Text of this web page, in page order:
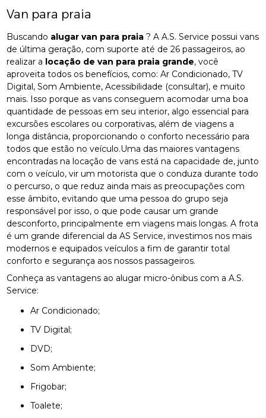
Van para praia
Buscando alugar van para praia ? A A.S. Service possui vans
de última geração, com suporte até de 26 passageiros, ao
realizar a locação de van para praia grande, você
aproveita todos os benefícios, como: Ar Condicionado, TV
Digital, Som Ambiente, Acessibilidade (consultar), e muito
mais. Isso porque as vans conseguem acomodar uma boa
quantidade de pessoas em seu interior, algo essencial para
excursões escolares ou corporativas, além de viagens a
longa distância, proporcionando o conforto necessário para
todos que estão no veículo.Uma das maiores vantagens
encontradas na locação de vans está na capacidade de, junto
com o veículo, vir um motorista que o conduza durante todo
o percurso, o que reduz ainda mais as preocupações com
esse âmbito, evitando que uma pessoa do grupo seja
responsável por isso, o que pode causar um grande
desconforto, principalmente em viagens mais longas. A frota
é um grande diferencial da AS Service, investimos nos mais
modernos e equipados veículos a fim de garantir total
conforto e segurança aos nossos passageiros.
Conheça as vantagens ao alugar micro-ônibus com a A.S.
Service:
Ar Condicionado;
TV Digital;
DVD;
Som Ambiente;
Frigobar;
Toalete;